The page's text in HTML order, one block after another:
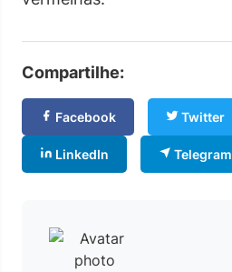
Compartilhe:
Facebook Twitter
LinkedIn Telegram